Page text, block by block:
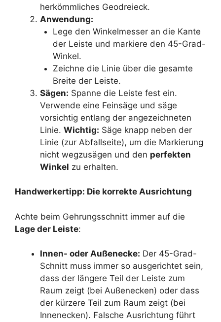
herkömmliches Geodreieck.
Anwendung:
Lege den Winkelmesser an die Kante
der Leiste und markiere den 45-Grad-
Winkel.
Zeichne die Linie über die gesamte
Breite der Leiste.
Sägen: Spanne die Leiste fest ein.
Verwende eine Feinsäge und säge
vorsichtig entlang der angezeichneten
Linie. Wichtig: Säge knapp neben der
Linie (zur Abfallseite), um die Markierung
nicht wegzusägen und den perfekten
Winkel zu erhalten.
Handwerkertipp: Die korrekte Ausrichtung
Achte beim Gehrungsschnitt immer auf die
Lage der Leiste:
Innen- oder Außenecke: Der 45-Grad-
Schnitt muss immer so ausgerichtet sein,
dass der längere Teil der Leiste zum
Raum zeigt (bei Außenecken) oder dass
der kürzere Teil zum Raum zeigt (bei
Innenecken). Falsche Ausrichtung führt